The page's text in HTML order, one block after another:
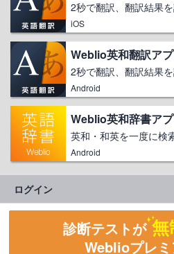
2秒で翻訳、翻訳結果を
iOS
Weblio英和翻訳アプ
2秒で翻訳、翻訳結果を
Android
Weblio英和辞書アプ
英和・和英を一度に検
Android
ログイン
診断テストが 無
Weblioプレ